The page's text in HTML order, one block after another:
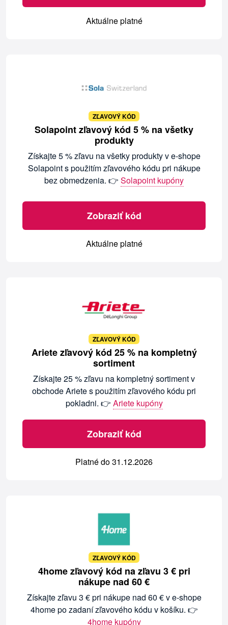
Aktuálne platné
ZĽAVOVÝ KÓD
Solapoint zľavový kód 5 % na všetky
produkty
Získajte 5 % zľavu na všetky produkty v e-shope
Solapoint s použitím zľavového kódu pri nákupe
bez obmedzenia. 👉 Solapoint kupóny
Zobraziť kód
Aktuálne platné
ZĽAVOVÝ KÓD
Ariete zľavový kód 25 % na kompletný
sortiment
Získajte 25 % zľavu na kompletný sortiment v
obchode Ariete s použitím zľavového kódu pri
pokladni. 👉 Ariete kupóny
Zobraziť kód
Platné do 31.12.2026
ZĽAVOVÝ KÓD
4home zľavový kód na zľavu 3 € pri
nákupe nad 60 €
Získajte zľavu 3 € pri nákupe nad 60 € v e-shope
4home po zadaní zľavového kódu v košíku. 👉
4home kupóny